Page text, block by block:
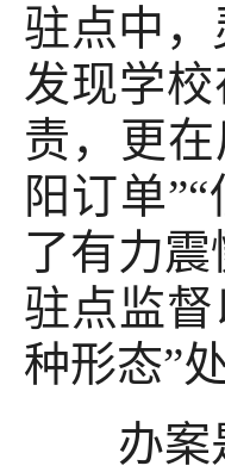
驻点中
发现学
责，更
阳订单
了有力
驻点监
种形态”
办案是